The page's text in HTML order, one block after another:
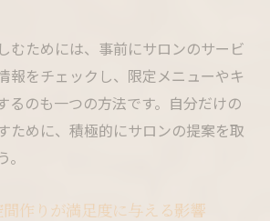
むためには、事前にサロンのサービ
報をチェックし、限定メニューやキ
るのも一つの方法です。自分だけの
ために、積極的にサロンの提案を取
作りが満足度に与える影響